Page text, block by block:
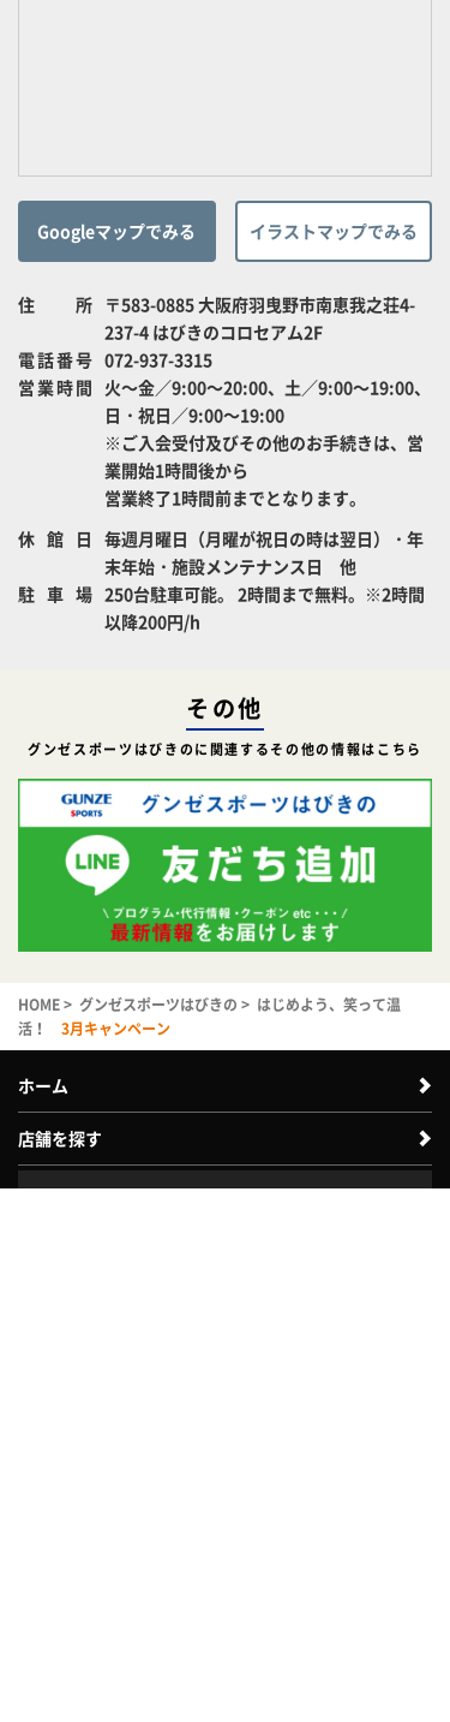
Googleマップでみる イラストマップでみる
住所 〒583-0885 大阪府羽曳野市南恵我之荘4-
237-4 はびきのコロセアム2F
電話番号 072-937-3315
営業時間 火～金／9:00～20:00、土／9:00～19:00、
日・祝日／9:00～19:00
※ご入会受付及びその他のお手続きは、営
業開始1時間後から
営業終了1時間前までとなります。
休館日 毎週月曜日（月曜が祝日の時は翌日）・年
末年始・施設メンテナンス日 他
駐車場 250台駐車可能。 2時間まで無料。※2時間
以降200円/h
その他
グンゼスポーツはびきのに関連するその他の情報はこちら
HOME> グンゼスポーツはびきの > はじめよう、笑って温
活！ 3月キャンペーン
ホーム
店舗を探す